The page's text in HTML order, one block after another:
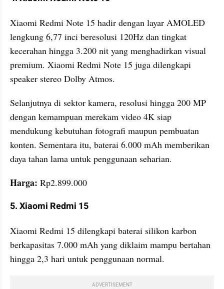
Xiaomi Redmi Note 15 hadir dengan layar AMOLED
lengkung 6,77 inci beresolusi 120Hz dan tingkat
kecerahan hingga 3.200 nit yang menghadirkan visual
premium. Xiaomi Redmi Note 15 juga dilengkapi
speaker stereo Dolby Atmos.
Selanjutnya di sektor kamera, resolusi hingga 200 MP
dengan kemampuan merekam video 4K siap
mendukung kebutuhan fotografi maupun pembuatan
konten. Sementara itu, baterai 6.000 mAh memberikan
daya tahan lama untuk penggunaan seharian.
Harga: Rp2.899.000
5. Xiaomi Redmi 15
Xiaomi Redmi 15 dilengkapi baterai silikon karbon
berkapasitas 7.000 mAh yang diklaim mampu bertahan
hingga 2,3 hari untuk penggunaan normal.
ADVERTISEMENT